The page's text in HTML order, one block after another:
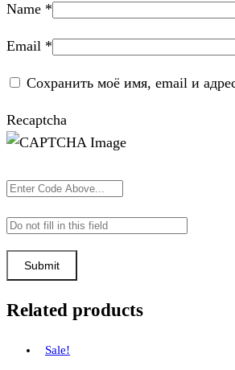
Name *
Email *
Сохранить моё имя, email и
Recaptcha
Related products
Sale!